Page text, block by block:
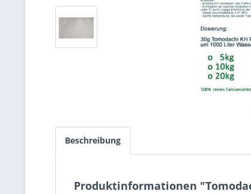
Beschreibung
Produktinformationen